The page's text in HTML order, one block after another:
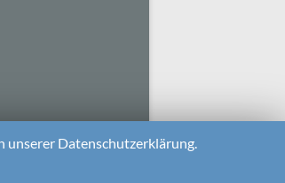
unserer Datenschutzerklärung.